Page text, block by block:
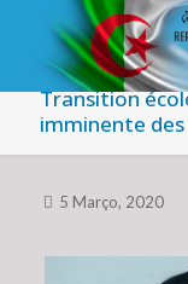
Transition
imminente des
5 Março, 2020